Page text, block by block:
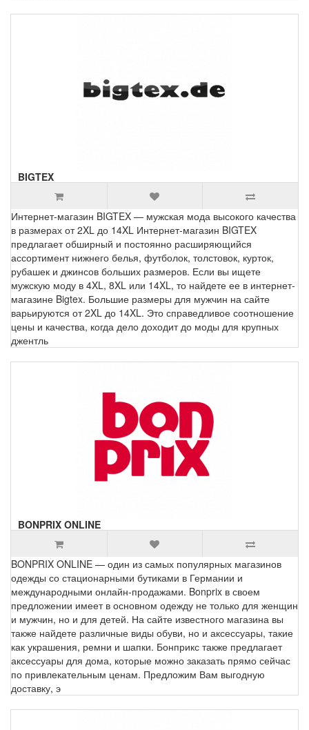
BIGTEX
Интернет-магазин BIGTEX — мужская мода высокого качества
в размерах от 2XL до 14XL Интернет-магазин BIGTEX
предлагает обширный и постоянно расширяющийся
ассортимент нижнего белья, футболок, толстовок, курток,
рубашек и джинсов больших размеров. Если вы ищете
мужскую моду в 4XL, 8XL или 14XL, то найдете ее в интернет-
магазине Bigtex. Большие размеры для мужчин на сайте
варьируются от 2XL до 14XL. Это справедливое соотношение
цены и качества, когда дело доходит до моды для крупных
джентль
BONPRIX ONLINE
BONPRIX ONLINE — один из самых популярных магазинов
одежды со стационарными бутиками в Германии и
международными онлайн-продажами. Bonprix в своем
предложении имеет в основном одежду не только для женщин
и мужчин, но и для детей. На сайте известного магазина вы
также найдете различные виды обуви, но и аксессуары, такие
как украшения, ремни и шапки. Бонприкс также предлагает
аксессуары для дома, которые можно заказать прямо сейчас
по привлекательным ценам. Предложим Вам выгодную
доставку, э